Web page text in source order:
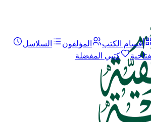
أقسام الكتب المؤلفون
السلاسل
كتبي المفضلة